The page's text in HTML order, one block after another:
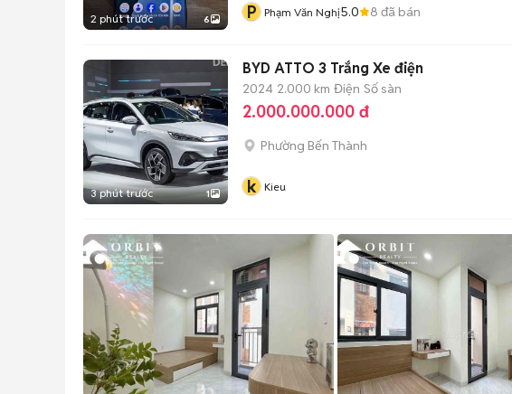
2 phút trước 6 P Phạm Văn Nghị5.0 8 đã bán
3 phút trước 1
BYD ATTO 3 Trắng Xe điện
2024 2.000 km Điện Số sàn
2.000.000.000 đ
Phường Bến Thành
k Kieu